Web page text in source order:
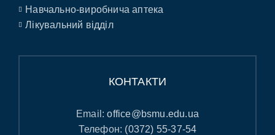
Навчально-виробнича аптека
Лікувальний відділ
КОНТАКТИ
Email:office@bsmu.edu.ua
Телефон: (0372) 55-37-54